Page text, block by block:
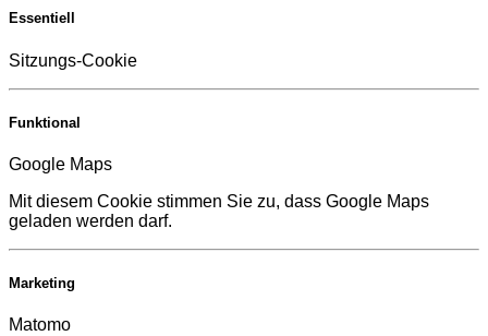
Essentiell
Sitzungs-Cookie
Funktional
Google Maps
Mit diesem Cookie stimmen Sie zu, dass Google Maps
geladen werden darf.
Marketing
Matomo